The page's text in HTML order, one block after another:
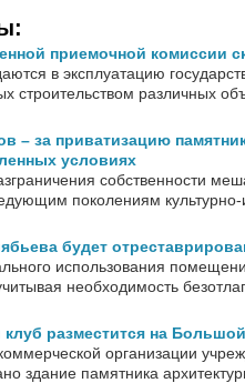
приемочной комиссии
в эксплуатацию
строительством различных
– за приватизацию
условиях
собственности
поколениям
будет
использования
необходимость
клуб разместится на
организации
здание памятника